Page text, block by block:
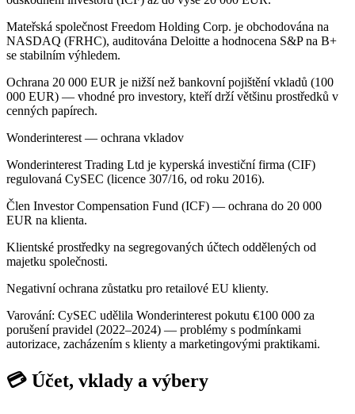
Mateřská společnost Freedom Holding Corp. je obchodována na
NASDAQ (FRHC), auditována Deloitte a hodnocena S&P na B+
se stabilním výhledem.
Ochrana 20 000 EUR je nižší než bankovní pojištění vkladů (100
000 EUR) — vhodné pro investory, kteří drží většinu prostředků v
cenných papírech.
Wonderinterest — ochrana vkladov
Wonderinterest Trading Ltd je kyperská investiční firma (CIF)
regulovaná CySEC (licence 307/16, od roku 2016).
Člen Investor Compensation Fund (ICF) — ochrana do 20 000
EUR na klienta.
Klientské prostředky na segregovaných účtech oddělených od
majetku společnosti.
Negativní ochrana zůstatku pro retailové EU klienty.
Varování: CySEC udělila Wonderinterest pokutu €100 000 za
porušení pravidel (2022–2024) — problémy s podmínkami
autorizace, zacházením s klienty a marketingovými praktikami.
💳 Účet, vklady a výbery